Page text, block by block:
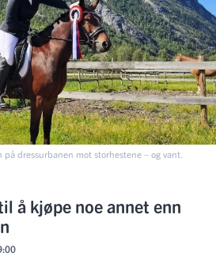
dressurbanen mot storhestene – og vant.
å kjøpe noe annet enn